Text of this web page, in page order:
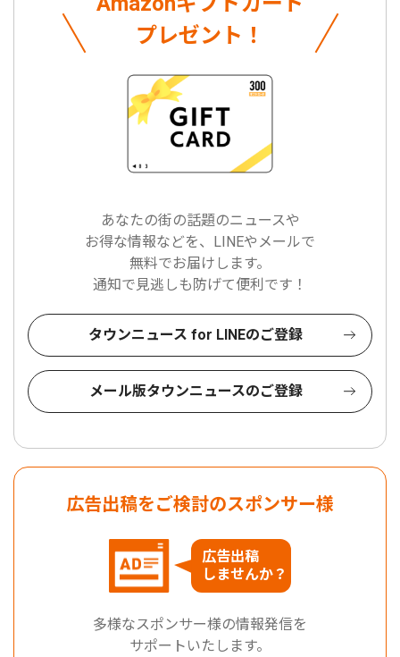
プレゼント！
あなたの街の話題のニュースや
お得な情報などを、LINEやメールで
無料でお届けします。
通知で見逃しも防げて便利です！
タウンニュース for LINEのご登録
メール版タウンニュースのご登録
広告出稿をご検討のスポンサー様
広告出稿
しませんか？
多様なスポンサー様の情報発信を
サポートいたします。